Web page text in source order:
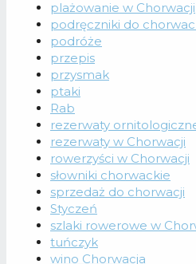
plażowanie w Chorwacji
podręczniki do
podróże
przepis
przysmak
ptaki
Rab
rezerwaty
rezerwaty w Chorwacji
rowerzyści w Chorwacji
słowniki chorwackie
sprzedaż do chorwacji
Styczeń
szlaki rowerowe w
tuńczyk
wino Chorwacja